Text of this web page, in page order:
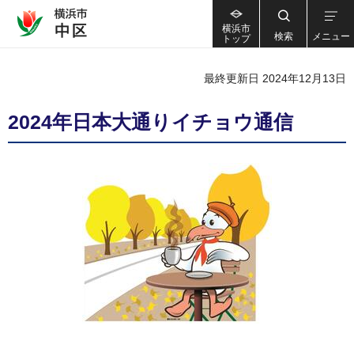
横浜市
トップ
検索 メニュー
最終更新日 2024年12月13日
2024年日本大通りイチョウ通信